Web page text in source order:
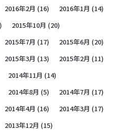
2016年2月 (16) 2016年1月 (14)
2015年10月 (20)
2015年7月 (17) 2015年6月 (20)
2015年3月 (13) 2015年2月 (11)
2014年11月 (14)
2014年8月 (5) 2014年7月 (17)
2014年4月 (16) 2014年3月 (17)
2013年12月 (15)